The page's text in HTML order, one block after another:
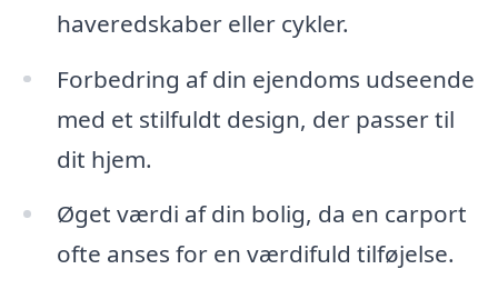
haveredskaber eller cykler.
Forbedring af din ejendoms udseende
med et stilfuldt design, der passer til
dit hjem.
Øget værdi af din bolig, da en carport
ofte anses for en værdifuld tilføjelse.